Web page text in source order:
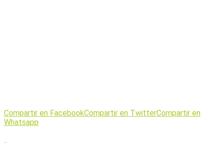
Compartir en FacebookCompartir en TwitterCompartir en
Whatsapp